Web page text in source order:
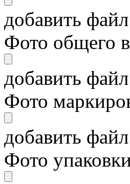
добавить файл
Фото общего
добавить файл
Фото
добавить файл
Фото